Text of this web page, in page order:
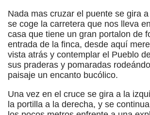
Nada mas cruzar el puente se gira
se coge la carretera que nos lleva
casa que tiene un gran portalon de
entrada de la finca, desde aquí
vista atrás y contemplar el Pueblo
sus praderas y pomaradas
paisaje un encanto bucólico.
Una vez en el cruce se gira a la
la portilla a la derecha, y se